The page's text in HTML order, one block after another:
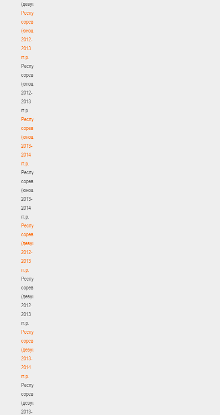
(девушки)
Республиканские
соревнования
(юноши)
2012-
2013
гг.р.
Республиканские
соревнования
(юноши)
2012-
2013
гг.р.
Республиканские
соревнования
(юноши)
2013-
2014
гг.р.
Республиканские
соревнования
(юноши)
2013-
2014
гг.р.
Республиканские
соревнования
(девушки)
2012-
2013
гг.р.
Республиканские
соревнования
(девушки)
2012-
2013
гг.р.
Республиканские
соревнования
(девушки)
2013-
2014
гг.р.
Республиканские
соревнования
(девушки)
2013-